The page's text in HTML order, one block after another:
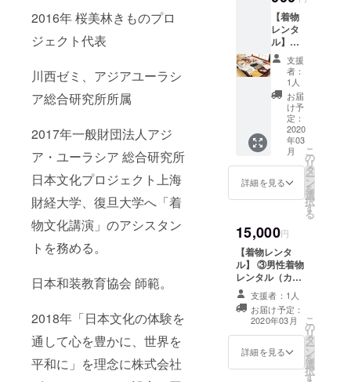
2016年 桜美林きものプロ
ジェクト代表
川西ゼミ、アジアユーラシ
ア総合研究所所属
2017年一般財団法人アジ
ア・ユーラシア 総合研究所
日本文化プロジェクト上海
財経大学、復旦大学へ「着
物文化講演」のアシスタン
トを務める。
日本和装教育協会 師範。
2018年「日本文化の体験を
通して心を豊かに、世界を
平和に」を理念に株式会社
1月28日
(火)
18:00~
20:00
会場：
桜美林
大学四
谷（千
駄ヶ
谷）
キャン
パス ■
アクセ
アジ
ア・
合研究
所 〒
151-
0051 東
京都渋
谷区千
駄ヶ谷
1-1-12
桜美林
大学千
駄ヶ谷
キャン
【着物
レンタ
ル】①
女性着
物レン
タル
（カ
ジュア
ル） １
５,００
０円 正
絹小紋
（着物
一式、
草履、
着付け
式、ク
リーニ
ング
代） ※
ご希望
の方は
着付け
サービ
スあり
用期間
は2020
支援
者：
1人
お届
け予
定：
2020
年03
月
詳細を見る
こ
の
リ
タ
ー
ン
を
選
択
す
る
15,000円
【着物レンタ
ル】 ③男性着物
レンタル（カ
ジュアル）
15,000円 化繊
お召し （着物一
式、着付け小物
一式、雪駄） ※
ご希望の方は着
支援者：1人
お届け予定：
2020年03月
詳細を見る
こ
の
リ
タ
ー
ン
を
選
択
す